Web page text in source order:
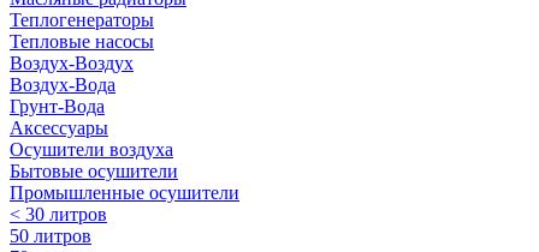
Теплогенераторы
Тепловые насосы
Воздух-Воздух
Воздух-Вода
Грунт-Вода
Аксессуары
Осушители воздуха
Бытовые осушители
Промышленные осушители
< 30 литров
50 литров